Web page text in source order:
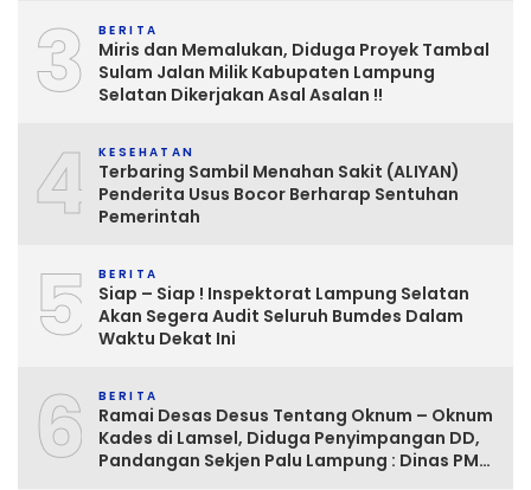
3 BERITA
Miris dan Memalukan, Diduga Proyek Tambal
Sulam Jalan Milik Kabupaten Lampung
Selatan Dikerjakan Asal Asalan !!
4 KESEHATAN
Terbaring Sambil Menahan Sakit (ALIYAN)
Penderita Usus Bocor Berharap Sentuhan
Pemerintah
5 BERITA
Siap – Siap ! Inspektorat Lampung Selatan
Akan Segera Audit Seluruh Bumdes Dalam
Waktu Dekat Ini
6 BERITA
Ramai Desas Desus Tentang Oknum – Oknum
Kades di Lamsel, Diduga Penyimpangan DD,
Pandangan Sekjen Palu Lampung : Dinas PMD